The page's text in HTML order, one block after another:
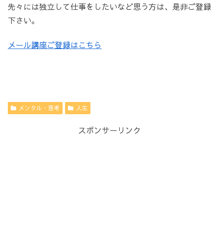
先々には独立して仕事をしたいなど思う方は、是非ご登録
下さい。
メール講座ご登録はこちら
メンタル・思考 人生
スポンサーリンク